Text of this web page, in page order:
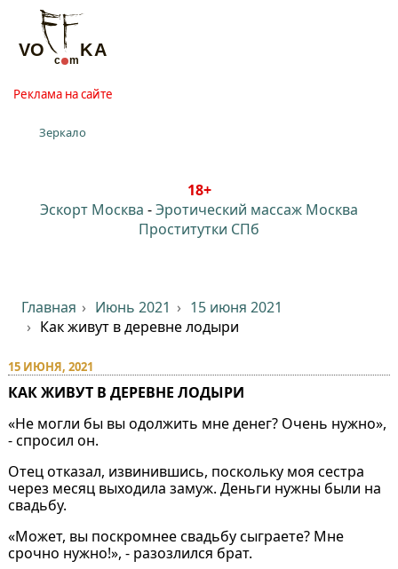
Реклама на сайте
Зеркало
18+
Эскорт Москва -Эротический массаж Москва
Проститутки СПб
Главная Июнь 2021
15 июня 2021
Как живут в деревне лодыри
15 ИЮНЯ, 2021
КАК ЖИВУТ В ДЕРЕВНЕ ЛОДЫРИ
«Не могли бы вы одолжить мне денег? Очень нужно»,
- спросил он.
Отец отказал, извинившись, поскольку моя сестра
через месяц выходила замуж. Деньги нужны были на
свадьбу.
«Может, вы поскромнее свадьбу сыграете? Мне
срочно нужно!», - разозлился брат.